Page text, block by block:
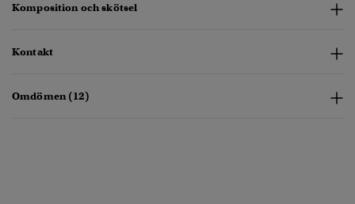
Komposition och skötsel
Kontakt
Omdömen (12)